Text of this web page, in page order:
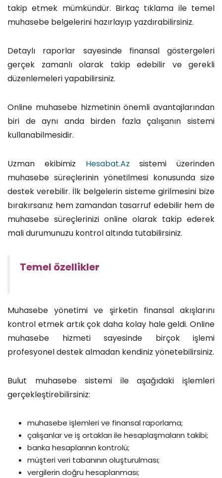
takip etmek mümkündür. Birkaç tıklama ile temel
muhasebe belgelerini hazırlayıp yazdırabilirsiniz.
Detaylı raporlar sayesinde finansal göstergeleri
gerçek zamanlı olarak takip edebilir ve gerekli
düzenlemeleri yapabilirsiniz.
Online muhasebe hizmetinin önemli avantajlarından
biri de aynı anda birden fazla çalışanın sistemi
kullanabilmesidir.
Uzman ekibimiz Hesabat.Az sistemi üzerinden
muhasebe süreçlerinin yönetilmesi konusunda size
destek verebilir. İlk belgelerin sisteme girilmesini bize
bırakırsanız hem zamandan tasarruf edebilir hem de
muhasebe süreçlerinizi online olarak takip ederek
mali durumunuzu kontrol altında tutabilirsiniz.
Temel özellikler
Muhasebe yönetimi ve şirketin finansal akışlarını
kontrol etmek artık çok daha kolay hale geldi. Online
muhasebe hizmeti sayesinde birçok işlemi
profesyonel destek almadan kendiniz yönetebilirsiniz.
Bulut muhasebe sistemi ile aşağıdaki işlemleri
gerçekleştirebilirsiniz:
muhasebe işlemleri ve finansal raporlama;
çalışanlar ve iş ortakları ile hesaplaşmaların takibi;
banka hesaplarının kontrolü;
müşteri veri tabanının oluşturulması;
vergilerin doğru hesaplanması;